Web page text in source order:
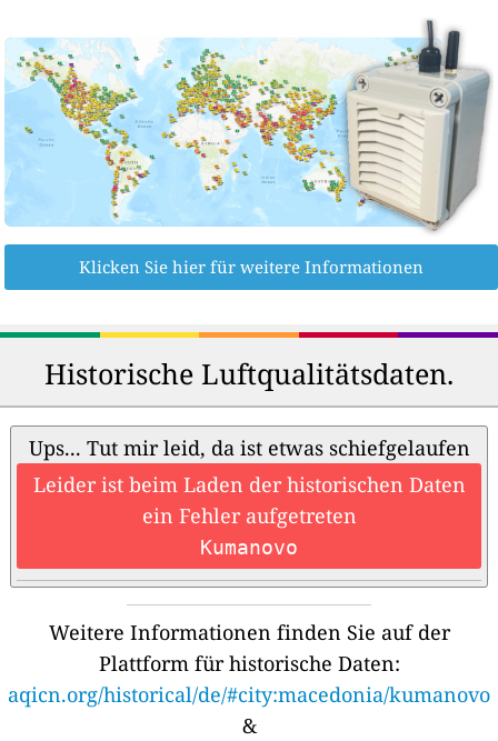
Klicken Sie hier für weitere Informationen
Historische Luftqualitätsdaten.
Ups... Tut mir leid, da ist etwas schiefgelaufen
Leider ist beim Laden der historischen Daten
ein Fehler aufgetreten
Kumanovo
Weitere Informationen finden Sie auf der
Plattform für historische Daten:
aqicn.org/historical/de/#city:macedonia/kumanovo
&